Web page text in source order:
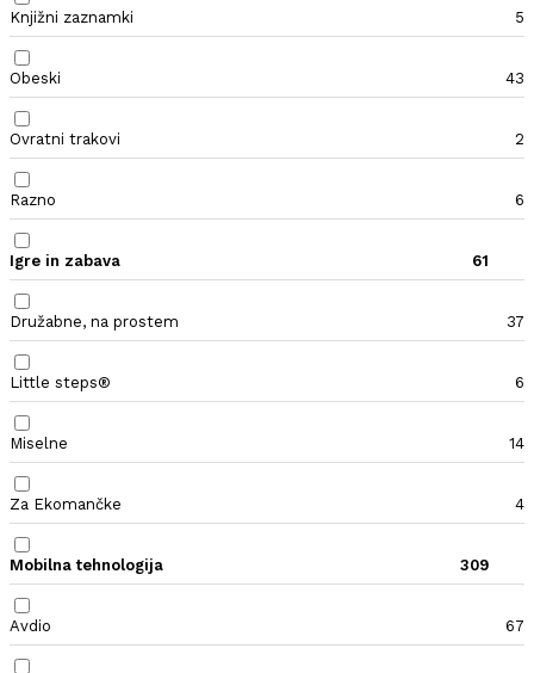
Knjižni zaznamki 5
Obeski 43
Ovratni trakovi 2
Razno 6
Igre in zabava 61
Družabne, na prostem 37
Little steps® 6
Miselne 14
Za Ekomančke 4
Mobilna tehnologija 309
Avdio 67